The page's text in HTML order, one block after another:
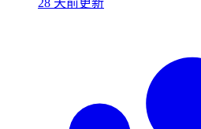
28 天前更新